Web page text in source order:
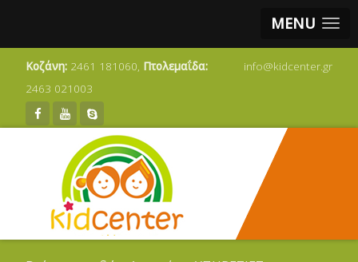
MENU
Κοζάνη: 2461 181060, Πτολεμαΐδα:
2463 021003
info@kidcenter.gr